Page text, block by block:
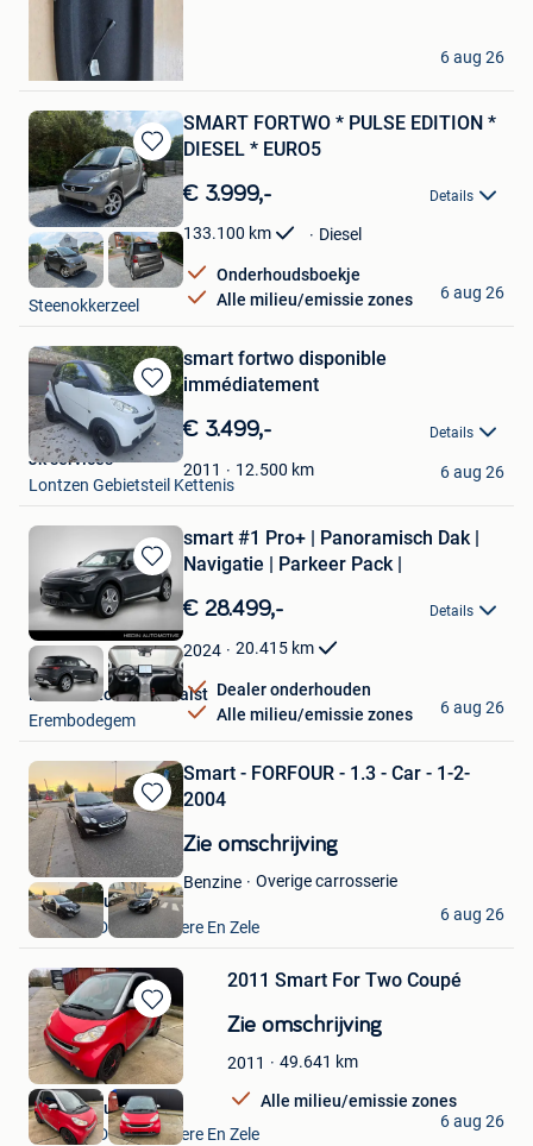
E&N
Etterbeek
6 aug 26
Bewaren
in
Mijn
Favorieten
SMART FORTWO * PULSE EDITION *
DIESEL * EURO5
€ 3.999,- Details
133.100 km Diesel
Onderhoudsboekje
Alle milieu/emissie zones
YourCars
Steenokkerzeel
6 aug 26
Bewaren
in
Mijn
Favorieten
smart fortwo disponible
immédiatement
€ 3.499,- Details
2011 12.500 km
Jk services
Lontzen Gebietsteil Kettenis
6 aug 26
Bewaren
in
Mijn
Favorieten
smart #1 Pro+ | Panoramisch Dak |
Navigatie | Parkeer Pack |
€ 28.499,- Details
2024 20.415 km
Dealer onderhouden
Alle milieu/emissie zones
Hedin Automotive Aalst
Erembodegem
6 aug 26
Bewaren
in
Mijn
Favorieten
Smart - FORFOUR - 1.3 - Car - 1-2-
2004
Zie omschrijving
Benzine
Overige carrosserie
VAVATO Auctions
Lokeren+Deel Overmere En Zele
6 aug 26
Bewaren
in
Mijn
Favorieten
2011 Smart For Two Coupé
Zie omschrijving
2011 49.641 km
Alle milieu/emissie zones
VAVATO Auctions
Lokeren+Deel Overmere En Zele
6 aug 26